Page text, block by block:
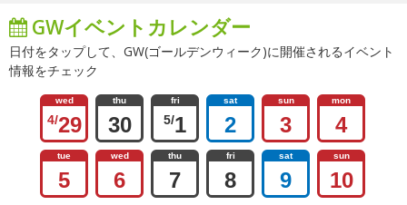
GWイベントカレンダー
日付をタップして、GW(ゴールデンウィーク)に開催されるイベント
情報をチェック
wed
4/29
thu
30
fri
5/1
sat
2
sun
3
mon
4
tue
5
wed
6
thu
7
fri
8
sat
9
sun
10